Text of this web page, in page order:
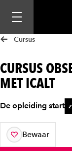
Mobiele
Cursus
CURSUS
MET ICALT
De opleiding start
Bewaar
aan je favorieten